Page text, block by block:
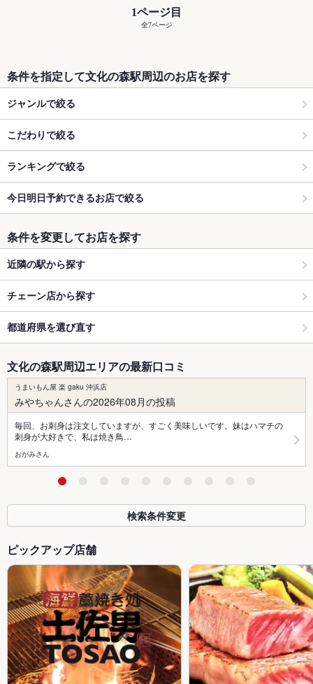
1ページ目
全7ページ
条件を指定して文化の森駅周辺のお店を探す
ジャンルで絞る
こだわりで絞る
ランキングで絞る
今日明日予約できるお店で絞る
条件を変更してお店を探す
近隣の駅から探す
チェーン店から探す
都道府県を選び直す
文化の森駅周辺エリアの最新口コミ
うまいもん屋 楽 gaku 沖浜店
みやちゃんさんの2026年08月の投稿
毎回、お刺身は注文していますが、すごく美味しいです。妹はハマチの
刺身が大好きで、私は焼き鳥…
おがみさん
検索条件変更
ピックアップ店舗